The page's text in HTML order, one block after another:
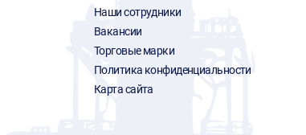
Наши сотрудники
Вакансии
Торговые марки
Политика конфиденциальности
Карта сайта